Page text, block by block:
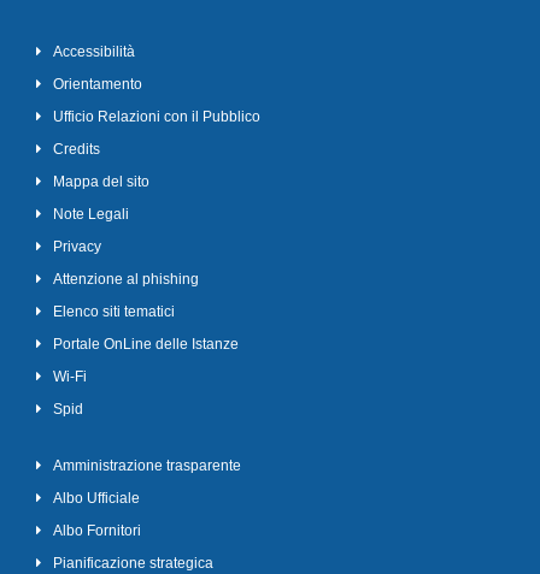
Accessibilità
Orientamento
Ufficio Relazioni con il Pubblico
Credits
Mappa del sito
Note Legali
Privacy
Attenzione al phishing
Elenco siti tematici
Portale OnLine delle Istanze
Wi-Fi
Spid
Amministrazione trasparente
Albo Ufficiale
Albo Fornitori
Pianificazione strategica